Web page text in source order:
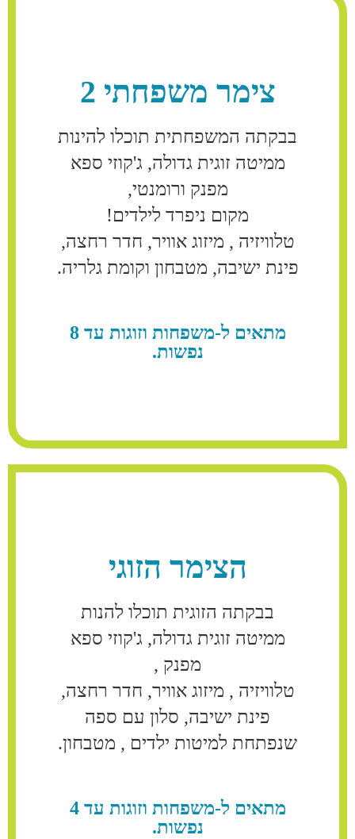
צימר משפחתי 2
בבקתה המשפחתית תוכלו להינות
ממיטה זוגית גדולה, ג'קוזי ספא
מפנק ורומנטי,
מקום ניפרד לילדים!
טלוויזיה , מיזוג אוויר, חדר רחצה,
פינת ישיבה, מטבחון וקומת גלריה.
מתאים ל-משפחות וזוגות עד 8
נפשות.
הצימר הזוגי
בבקתה הזוגית תוכלו להנות
ממיטה זוגית גדולה, ג'קוזי ספא
מפנק ,
טלוויזיה , מיזוג אוויר, חדר רחצה,
פינת ישיבה, סלון עם ספה
שנפתחת למיטות ילדים , מטבחון.
מתאים ל-משפחות וזוגות עד 4
נפשות.